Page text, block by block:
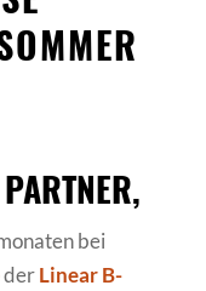
U
bei
derLinear B-